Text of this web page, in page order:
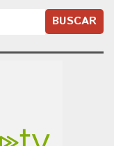
BUSCAR